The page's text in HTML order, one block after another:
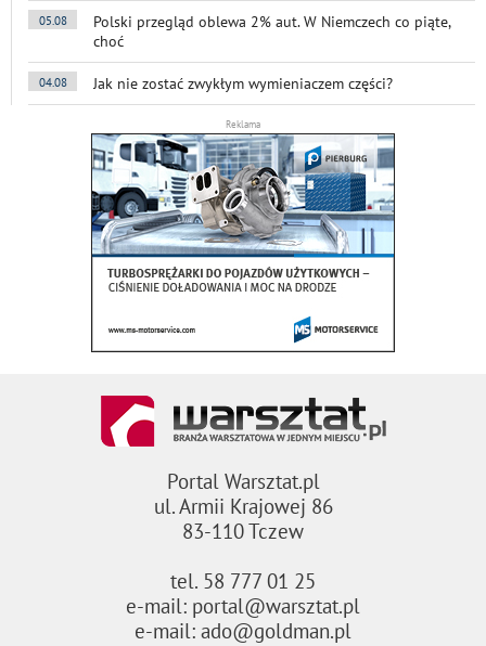
05.08
Polski przegląd oblewa 2% aut. W Niemczech co piąte,
choć
04.08 Jak nie zostać zwykłym wymieniaczem części?
Reklama
Portal Warsztat.pl
ul. Armii Krajowej 86
83-110 Tczew
tel. 58 777 01 25
e-mail: portal@warsztat.pl
e-mail: ado@goldman.pl